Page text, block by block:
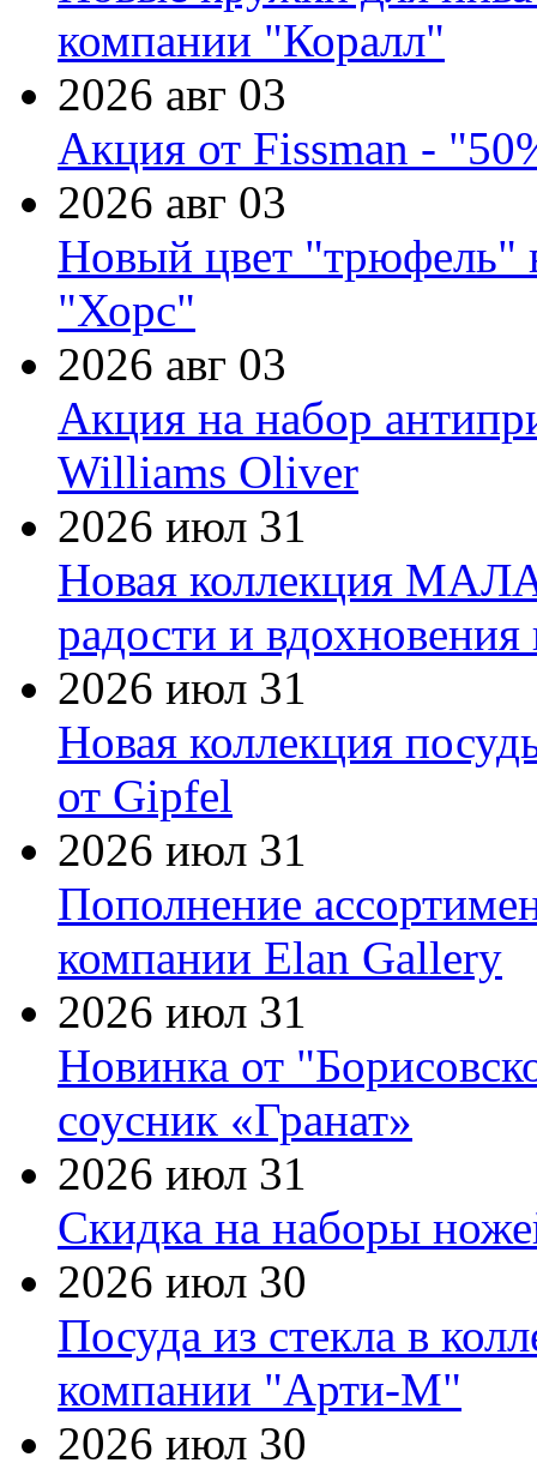
компании "Коралл"
2026 авг 03
Акция от Fissman -
2026 авг 03
Новый цвет "трюфель"
"Хорс"
2026 авг 03
Акция на набор
Williams Oliver
2026 июл 31
Новая коллекция
радости и
2026 июл 31
Новая коллекция
от Gipfel
2026 июл 31
Пополнение
компании Elan Gallery
2026 июл 31
Новинка от
соусник «Гранат»
2026 июл 31
Скидка на наборы
2026 июл 30
Посуда из стекла в
компании "Арти-М"
2026 июл 30